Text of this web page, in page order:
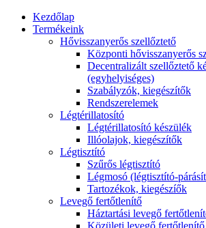
Kezdőlap
Termékeink
Hővisszanyerős szellőztető
Központi hővisszanyerős
Decentralizált szellőztető
(egyhelyiséges)
Szabályzók, kiegészítők
Rendszerelemek
Légtérillatosító
Légtérillatosító készülék
Illóolajok, kiegészítők
Légtisztító
Szűrős légtisztító
Légmosó (légtisztító-
Tartozékok, kiegészíők
Levegő fertőtlenítő
Háztartási levegő
Közületi levegő fertőtlenítő